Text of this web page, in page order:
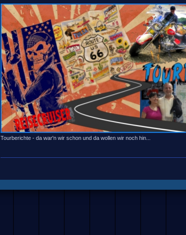
Tourberichte - da war'n wir schon und da wollen wir noch hin...